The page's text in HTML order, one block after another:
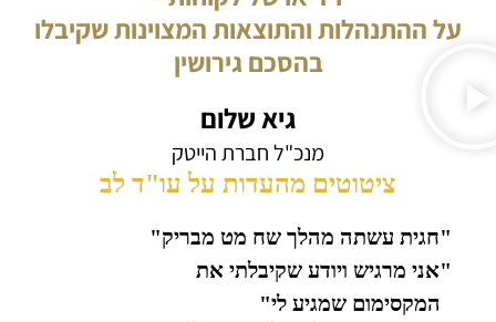
על ההתנהלות והתוצאות המצוינות שקיבלו
בהסכם גירושין
גיא שלום
מנכ"ל חברת הייטק
ציטוטים מהעדות על עו"ד לב
"חגית עשתה מהלך שח מט מבריק"
"אני מרגיש ויודע שקיבלתי את
המקסימום שמגיע לי"